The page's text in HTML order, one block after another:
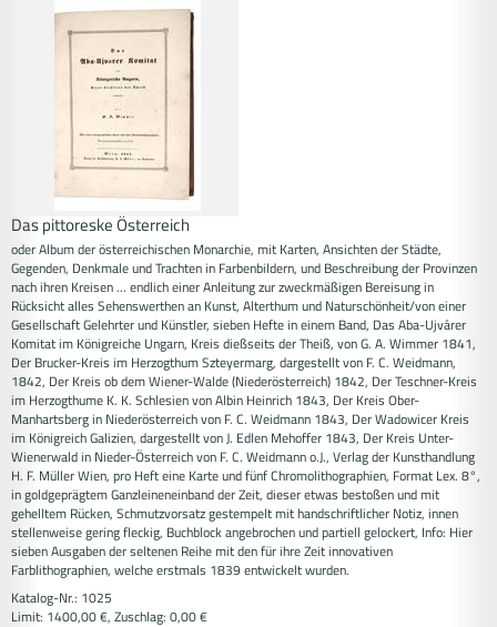
Das pittoreske Österreich
oder Album der österreichischen Monarchie, mit Karten, Ansichten der Städte,
Gegenden, Denkmale und Trachten in Farbenbildern, und Beschreibung der Provinzen
nach ihren Kreisen ... endlich einer Anleitung zur zweckmäßigen Bereisung in
Rücksicht alles Sehenswerthen an Kunst, Alterthum und Naturschönheit/von einer
Gesellschaft Gelehrter und Künstler, sieben Hefte in einem Band, Das Aba-Ujvárer
Komitat im Königreiche Ungarn, Kreis dießseits der Theiß, von G. A. Wimmer 1841,
Der Brucker-Kreis im Herzogthum Szteyermarg, dargestellt von F. C. Weidmann,
1842, Der Kreis ob dem Wiener-Walde (Niederösterreich) 1842, Der Teschner-Kreis
im Herzogthume K. K. Schlesien von Albin Heinrich 1843, Der Kreis Ober-
Manhartsberg in Niederösterreich von F. C. Weidmann 1843, Der Wadowicer Kreis
im Königreich Galizien, dargestellt von J. Edlen Mehoffer 1843, Der Kreis Unter-
Wienerwald in Nieder-Österreich von F. C. Weidmann o.J., Verlag der Kunsthandlung
H. F. Müller Wien, pro Heft eine Karte und fünf Chromolithographien, Format Lex. 8°,
in goldgeprägtem Ganzleineneinband der Zeit, dieser etwas bestoßen und mit
gehelltem Rücken, Schmutzvorsatz gestempelt mit handschriftlicher Notiz, innen
stellenweise gering fleckig, Buchblock angebrochen und partiell gelockert, Info: Hier
sieben Ausgaben der seltenen Reihe mit den für ihre Zeit innovativen
Farblithographien, welche erstmals 1839 entwickelt wurden.
Katalog-Nr.: 1025
Limit: 1400,00 €, Zuschlag: 0,00 €